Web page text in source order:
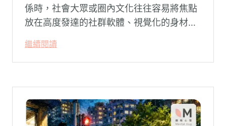
係時，社會大眾或圈內文化往往容易將焦點
放在高度發達的社群軟體、視覺化的身材資
砲文化的普及度上。
繼續閱讀